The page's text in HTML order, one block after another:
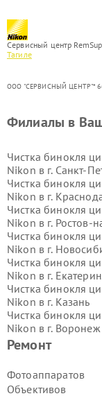
Сервисный центр
Тагиле
ООО "СЕРВИСНЫЙ ЦЕНТР"*
Ремонт
Фотоаппаратов
Объективов
Филиалы в
Чистка бинокля
Nikon в г. Санкт-
Чистка бинокля
Nikon в г.
Чистка бинокля
Nikon в г. Ростов-
Чистка бинокля
Nikon в г.
Чистка бинокля
Nikon в г.
Чистка бинокля
Nikon в г. Казань
Чистка бинокля
Nikon в г. Воронеж
Чистка бинокля
Чистка бинокля
Nikon в г.Самара